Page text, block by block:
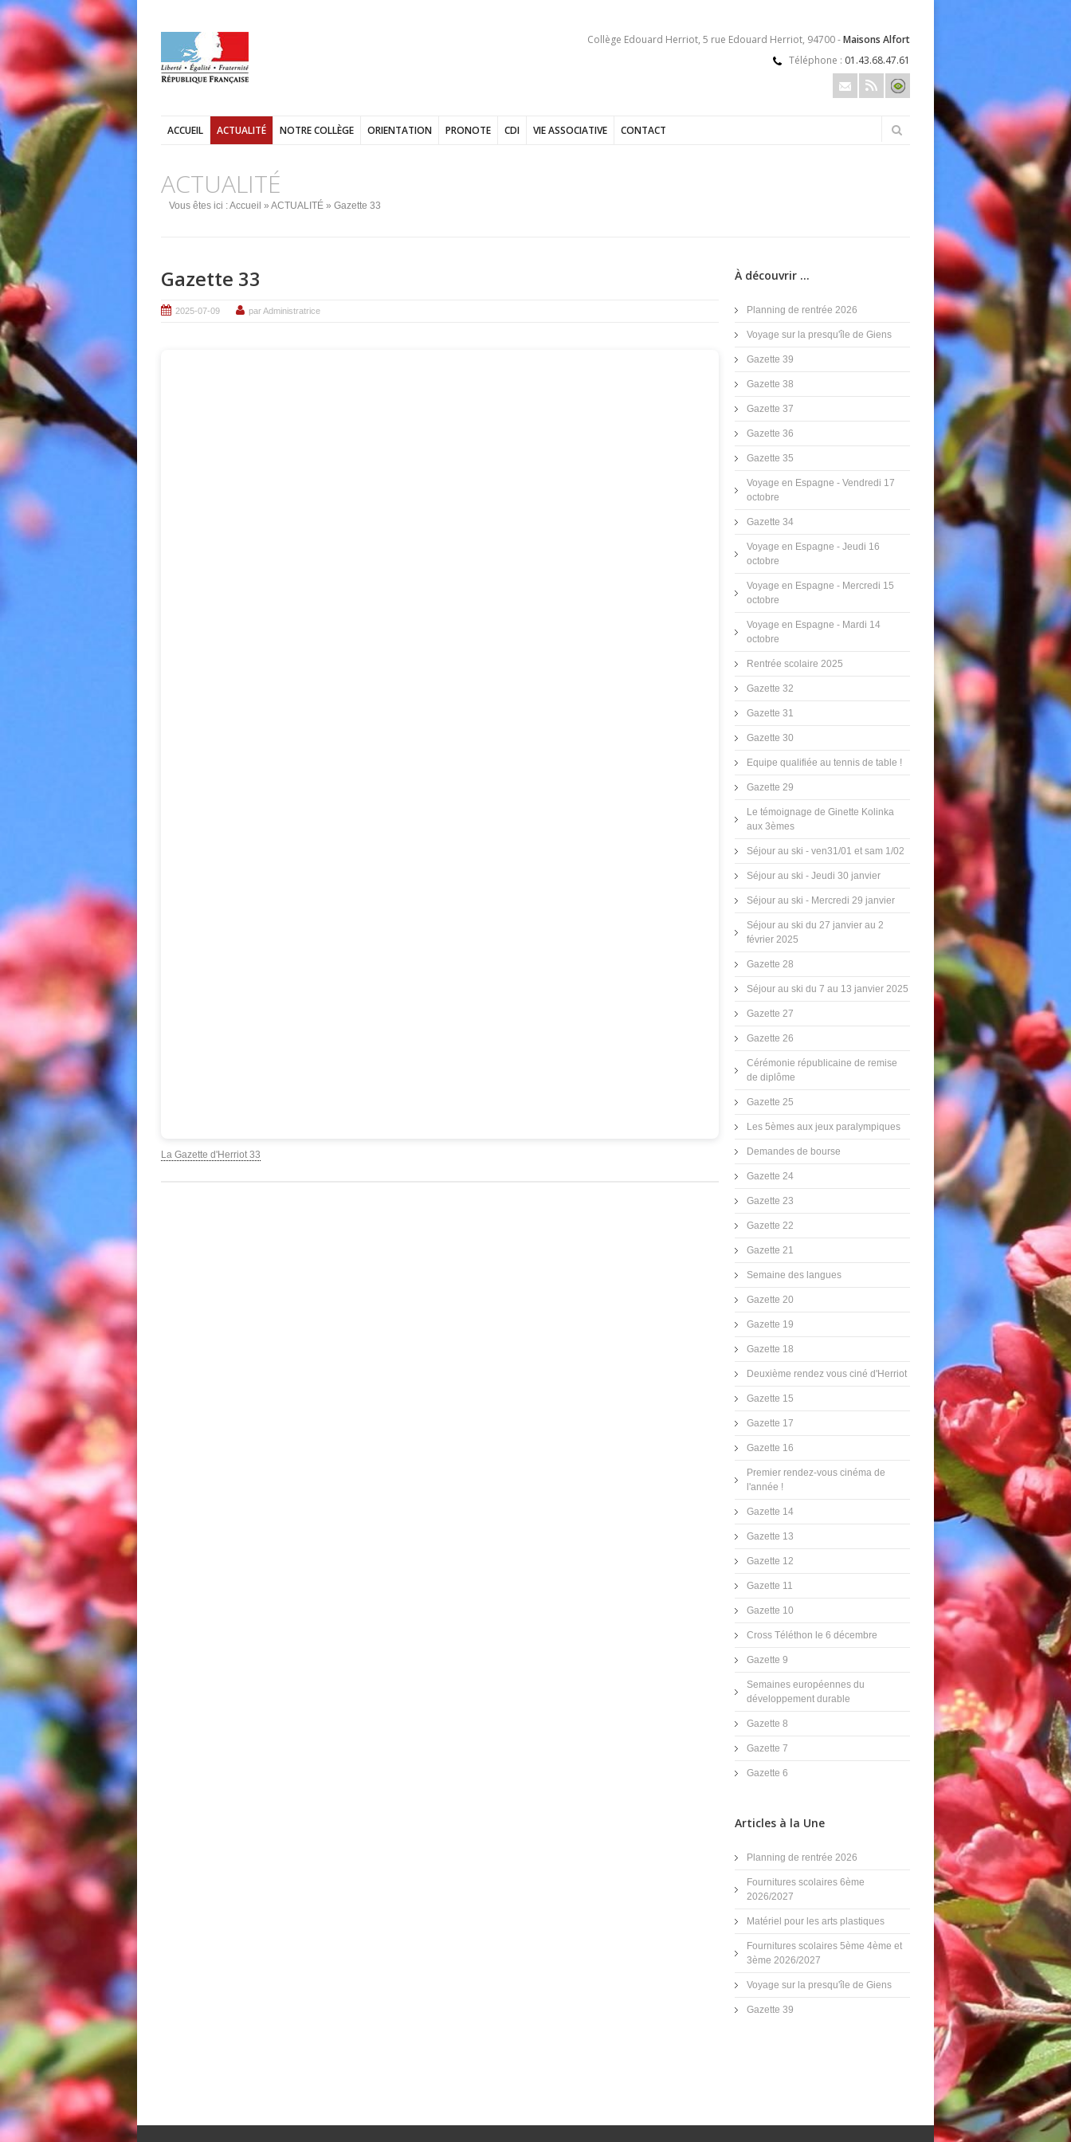
Collège Edouard Herriot, 5 rue Edouard Herriot, 94700 -Maisons Alfort
Téléphone : 01.43.68.47.61
ACCUEIL ACTUALITÉ NOTRE COLLÈGE ORIENTATION PRONOTE CDI VIE ASSOCIATIVE CONTACT
ACTUALITÉ
Vous êtes ici :Accueil » ACTUALITÉ » Gazette 33
Gazette 33
2025-07-09 par Administratrice
La Gazette d'Herriot 33
À découvrir ...
Planning de rentrée 2026
Voyage sur la presqu'île de Giens
Gazette 39
Gazette 38
Gazette 37
Gazette 36
Gazette 35
Voyage en Espagne - Vendredi 17
octobre
Gazette 34
Voyage en Espagne - Jeudi 16
octobre
Voyage en Espagne - Mercredi 15
octobre
Voyage en Espagne - Mardi 14
octobre
Rentrée scolaire 2025
Gazette 32
Gazette 31
Gazette 30
Equipe qualifiée au tennis de table !
Gazette 29
Le témoignage de Ginette Kolinka
aux 3èmes
Séjour au ski - ven31/01 et sam 1/02
Séjour au ski - Jeudi 30 janvier
Séjour au ski - Mercredi 29 janvier
Séjour au ski du 27 janvier au 2
février 2025
Gazette 28
Séjour au ski du 7 au 13 janvier 2025
Gazette 27
Gazette 26
Cérémonie républicaine de remise
de diplôme
Gazette 25
Les 5èmes aux jeux paralympiques
Demandes de bourse
Gazette 24
Gazette 23
Gazette 22
Gazette 21
Semaine des langues
Gazette 20
Gazette 19
Gazette 18
Deuxième rendez vous ciné d'Herriot
Gazette 15
Gazette 17
Gazette 16
Premier rendez-vous cinéma de
l'année !
Gazette 14
Gazette 13
Gazette 12
Gazette 11
Gazette 10
Cross Téléthon le 6 décembre
Gazette 9
Semaines européennes du
développement durable
Gazette 8
Gazette 7
Gazette 6
Articles à la Une
Planning de rentrée 2026
Fournitures scolaires 6ème
2026/2027
Matériel pour les arts plastiques
Fournitures scolaires 5ème 4ème et
3ème 2026/2027
Voyage sur la presqu'île de Giens
Gazette 39